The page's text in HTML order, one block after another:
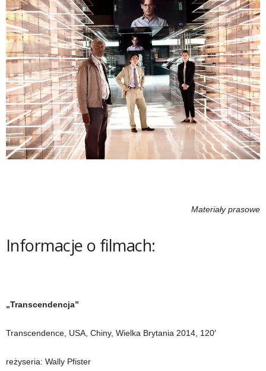
Materiały prasowe
Informacje o filmach:
„Transcendencja”
Transcendence, USA, Chiny, Wielka Brytania 2014, 120′
reżyseria: Wally Pfister